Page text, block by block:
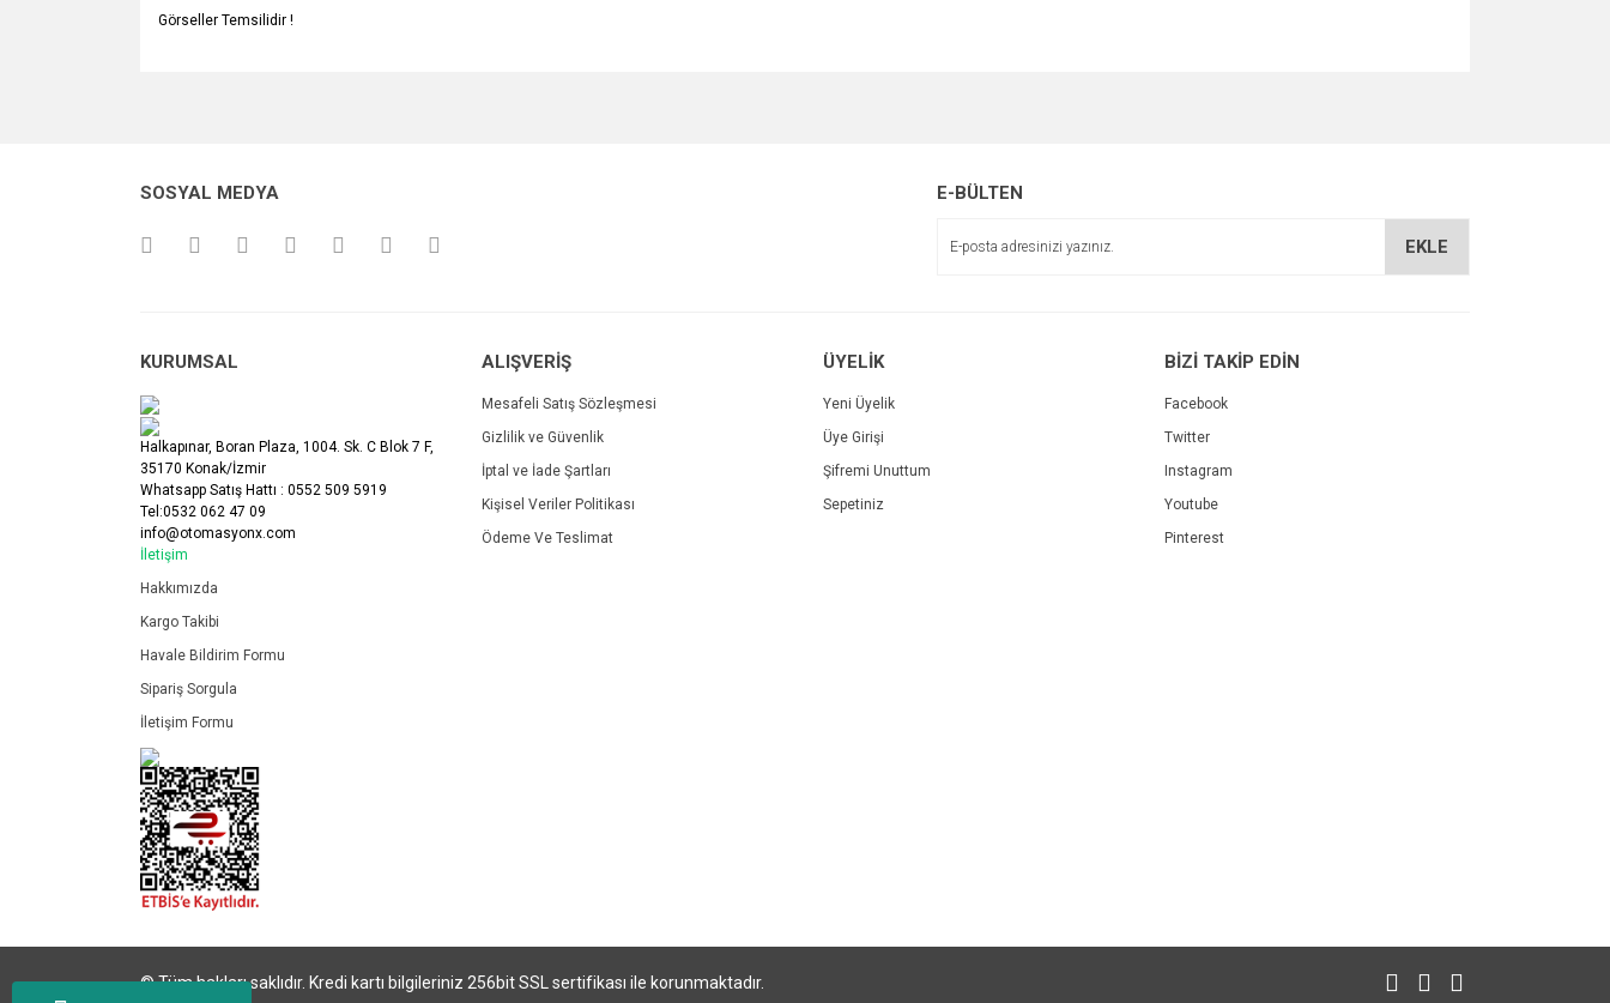
Görseller Temsilidir !
Ürün açıklamasında eksik bilgiler bulunuyor.
SOSYAL MEDYA E-BÜLTEN
EKLE
KURUMSAL
Halkapınar, Boran Plaza, 1004. Sk. C Blok 7 F,
35170 Konak/İzmir
Whatsapp Satış Hattı : 0552 509 5919
Tel:0532 062 47 09
info@otomasyonx.com
İletişim
Hakkımızda
Kargo Takibi
Havale Bildirim Formu
Sipariş Sorgula
İletişim Formu
ALIŞVERİŞ
Mesafeli Satış Sözleşmesi
Gizlilik ve Güvenlik
İptal ve İade Şartları
Kişisel Veriler Politikası
Ödeme Ve Teslimat
ÜYELİK
Yeni Üyelik
Üye Girişi
Şifremi Unuttum
Sepetiniz
BİZİ TAKİP EDİN
Facebook
Twitter
Instagram
Youtube
Pinterest
© Tüm hakları saklıdır. Kredi kartı bilgileriniz 256bit SSL sertifikası ile korunmaktadır.